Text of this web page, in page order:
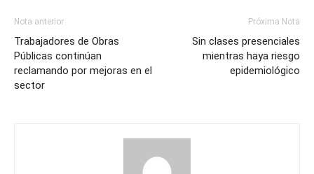
Nota anterior
Trabajadores de Obras
Públicas continúan
reclamando por mejoras en el
sector
Próxima Nota
Sin clases presenciales
mientras haya riesgo
epidemiológico